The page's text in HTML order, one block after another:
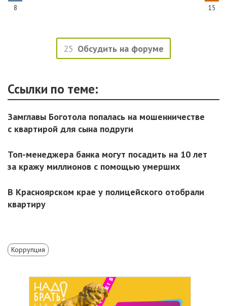
8 15
25 Обсудить на форуме
Ссылки по теме:
Замглавы Боготола попалась на мошенничестве
с квартирой для сына подруги
Топ-менеджера банка могут посадить на 10 лет
за кражу миллионов с помощью умерших
В Красноярском крае у полицейского отобрали
квартиру
Коррупция